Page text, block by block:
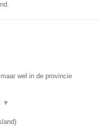
wel in de provincie
▼
)